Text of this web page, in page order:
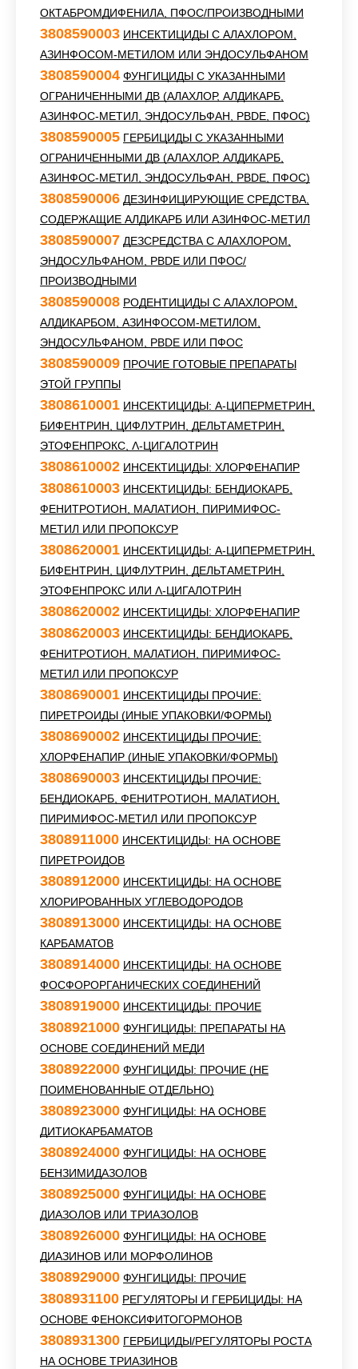
ОКТАБРОМДИФЕНИЛА, ПФОС/ПРОИЗВОДНЫМИ
3808590003 ИНСЕКТИЦИДЫ С АЛАХЛОРОМ,
АЗИНФОСОМ-МЕТИЛОМ ИЛИ ЭНДОСУЛЬФАНОМ
3808590004 ФУНГИЦИДЫ С УКАЗАННЫМИ
ОГРАНИЧЕННЫМИ ДВ (АЛАХЛОР, АЛДИКАРБ,
АЗИНФОС-МЕТИЛ, ЭНДОСУЛЬФАН, PBDE, ПФОС)
3808590005 ГЕРБИЦИДЫ С УКАЗАННЫМИ
ОГРАНИЧЕННЫМИ ДВ (АЛАХЛОР, АЛДИКАРБ,
АЗИНФОС-МЕТИЛ, ЭНДОСУЛЬФАН, PBDE, ПФОС)
3808590006 ДЕЗИНФИЦИРУЮЩИЕ СРЕДСТВА,
СОДЕРЖАЩИЕ АЛДИКАРБ ИЛИ АЗИНФОС-МЕТИЛ
3808590007 ДЕЗСРЕДСТВА С АЛАХЛОРОМ,
ЭНДОСУЛЬФАНОМ, PBDE ИЛИ ПФОС/
ПРОИЗВОДНЫМИ
3808590008 РОДЕНТИЦИДЫ С АЛАХЛОРОМ,
АЛДИКАРБОМ, АЗИНФОСОМ-МЕТИЛОМ,
ЭНДОСУЛЬФАНОМ, PBDE ИЛИ ПФОС
3808590009 ПРОЧИЕ ГОТОВЫЕ ПРЕПАРАТЫ
ЭТОЙ ГРУППЫ
3808610001 ИНСЕКТИЦИДЫ: Α-ЦИПЕРМЕТРИН,
БИФЕНТРИН, ЦИФЛУТРИН, ДЕЛЬТАМЕТРИН,
ЭТОФЕНПРОКС, Λ-ЦИГАЛОТРИН
3808610002 ИНСЕКТИЦИДЫ: ХЛОРФЕНАПИР
3808610003 ИНСЕКТИЦИДЫ: БЕНДИОКАРБ,
ФЕНИТРОТИОН, МАЛАТИОН, ПИРИМИФОС-
МЕТИЛ ИЛИ ПРОПОКСУР
3808620001 ИНСЕКТИЦИДЫ: Α-ЦИПЕРМЕТРИН,
БИФЕНТРИН, ЦИФЛУТРИН, ДЕЛЬТАМЕТРИН,
ЭТОФЕНПРОКС ИЛИ Λ-ЦИГАЛОТРИН
3808620002 ИНСЕКТИЦИДЫ: ХЛОРФЕНАПИР
3808620003 ИНСЕКТИЦИДЫ: БЕНДИОКАРБ,
ФЕНИТРОТИОН, МАЛАТИОН, ПИРИМИФОС-
МЕТИЛ ИЛИ ПРОПОКСУР
3808690001 ИНСЕКТИЦИДЫ ПРОЧИЕ:
ПИРЕТРОИДЫ (ИНЫЕ УПАКОВКИ/ФОРМЫ)
3808690002 ИНСЕКТИЦИДЫ ПРОЧИЕ:
ХЛОРФЕНАПИР (ИНЫЕ УПАКОВКИ/ФОРМЫ)
3808690003 ИНСЕКТИЦИДЫ ПРОЧИЕ:
БЕНДИОКАРБ, ФЕНИТРОТИОН, МАЛАТИОН,
ПИРИМИФОС-МЕТИЛ ИЛИ ПРОПОКСУР
3808911000 ИНСЕКТИЦИДЫ: НА ОСНОВЕ
ПИРЕТРОИДОВ
3808912000 ИНСЕКТИЦИДЫ: НА ОСНОВЕ
ХЛОРИРОВАННЫХ УГЛЕВОДОРОДОВ
3808913000 ИНСЕКТИЦИДЫ: НА ОСНОВЕ
КАРБАМАТОВ
3808914000 ИНСЕКТИЦИДЫ: НА ОСНОВЕ
ФОСФОРОРГАНИЧЕСКИХ СОЕДИНЕНИЙ
3808919000 ИНСЕКТИЦИДЫ: ПРОЧИЕ
3808921000 ФУНГИЦИДЫ: ПРЕПАРАТЫ НА
ОСНОВЕ СОЕДИНЕНИЙ МЕДИ
3808922000 ФУНГИЦИДЫ: ПРОЧИЕ (НЕ
ПОИМЕНОВАННЫЕ ОТДЕЛЬНО)
3808923000 ФУНГИЦИДЫ: НА ОСНОВЕ
ДИТИОКАРБАМАТОВ
3808924000 ФУНГИЦИДЫ: НА ОСНОВЕ
БЕНЗИМИДАЗОЛОВ
3808925000 ФУНГИЦИДЫ: НА ОСНОВЕ
ДИАЗОЛОВ ИЛИ ТРИАЗОЛОВ
3808926000 ФУНГИЦИДЫ: НА ОСНОВЕ
ДИАЗИНОВ ИЛИ МОРФОЛИНОВ
3808929000 ФУНГИЦИДЫ: ПРОЧИЕ
3808931100 РЕГУЛЯТОРЫ И ГЕРБИЦИДЫ: НА
ОСНОВЕ ФЕНОКСИФИТОГОРМОНОВ
3808931300 ГЕРБИЦИДЫ/РЕГУЛЯТОРЫ РОСТА
НА ОСНОВЕ ТРИАЗИНОВ